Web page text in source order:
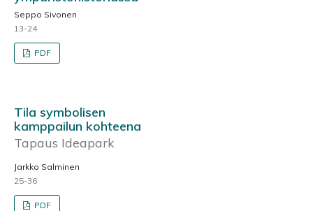
Seppo Sivonen
13-24
PDF
Tila symbolisen
kamppailun kohteena
Tapaus Ideapark
Jarkko Salminen
25-36
PDF